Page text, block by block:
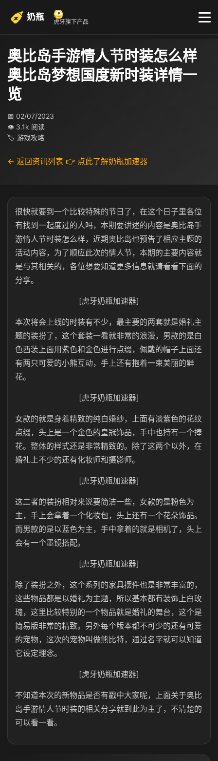
奶瓶 虎牙旗下产品
奥比岛手游情人节时装怎么样
奥比岛梦想国度新时装详情一
览
📅 02/07/2023
👁 3.1k 阅读
🏷 游戏攻略
← 返回资讯列表 👉 点此了解奶瓶加速器
很快就要到一个比较特殊的节日了，在这个日子里各位
有找到一起度过的人吗，本期要讲述的内容是奥比岛手
游情人节时装怎么样，近期奥比岛也预告了相应主题的
活动内容，为了顺应此次的情人节，本期的主要内容就
是与其相关的，各位想要知道更多信息就请看看下面的
分享。
[虎牙奶瓶加速器]
本次将会上线的时装有不少，最主要的两套就是婚礼主
题的装扮了，这个套装一看就非常的浪漫，男款的是白
色西装上面用紫色和金色进行点缀，佩戴的帽子上面还
有两只可爱的小熊互动，手上还有抱着一束美丽的鲜
花。
[虎牙奶瓶加速器]
女款的就是身着精致的纯白婚纱，上面有淡紫色的花纹
点缀，头上是一个金色的皇冠饰品，手中也持有一个捧
花。整体的样式还是非常精致的。除了这两个以外，在
婚礼上不少的还有化妆师和摄影师。
[虎牙奶瓶加速器]
这二者的装扮相对来说要简洁一些，女款的是粉色为
主，手上会拿着一个化妆包，头上还有一个花朵饰品。
而男款的是以蓝色为主，手中拿着的就是相机了，头上
会有一个墨镜搭配。
[虎牙奶瓶加速器]
除了装扮之外，这个系列的家具摆件也是非常丰富的，
这些物品都是以婚礼为主题，所以基本都有装饰上白玫
瑰，这里比较特别的一个物品就是婚礼的舞台，这个是
简易版非常的精致。另外每个版本都不可少的还有可爱
的宠物，这次的宠物叫做熊比特，通过名字就可以知道
它设定理念。
[虎牙奶瓶加速器]
不知道本次的新物品是否有戳中大家呢，上面关于奥比
岛手游情人节时装的相关分享就到此为主了，不清楚的
可以看一看。